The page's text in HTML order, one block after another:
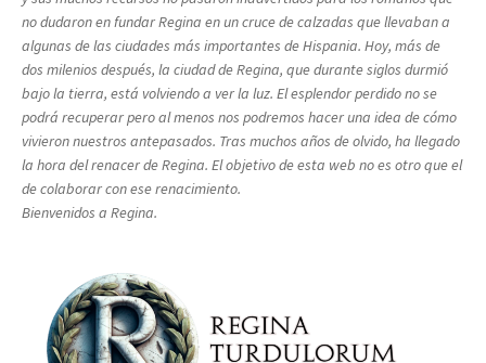
no dudaron en fundar Regina en un cruce de calzadas que llevaban a
algunas de las ciudades más importantes de Hispania. Hoy, más de
dos milenios después, la ciudad de Regina, que durante siglos durmió
bajo la tierra, está volviendo a ver la luz. El esplendor perdido no se
podrá recuperar pero al menos nos podremos hacer una idea de cómo
vivieron nuestros antepasados. Tras muchos años de olvido, ha llegado
la hora del renacer de Regina. El objetivo de esta web no es otro que el
de colaborar con ese renacimiento.
Bienvenidos a Regina.